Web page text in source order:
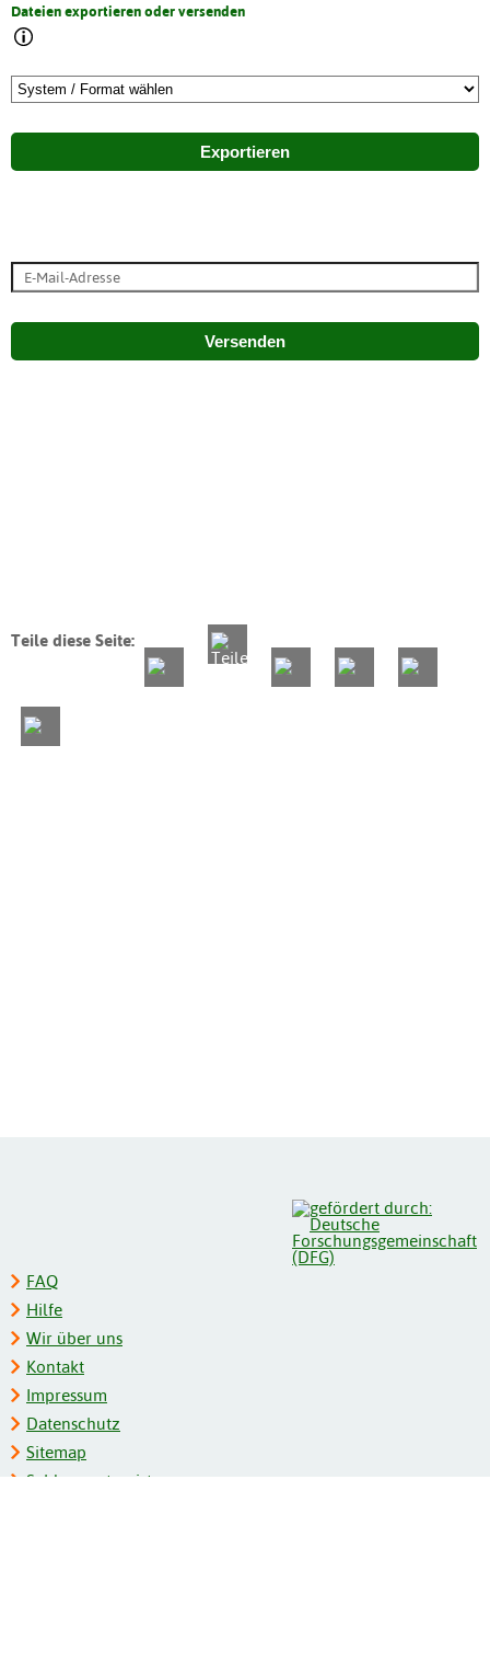
Dateien exportieren oder versenden
Exportieren
Versenden
Teile diese Seite:
FAQ
Hilfe
Wir über uns
Kontakt
Impressum
Datenschutz
Sitemap
Schlagwortregister